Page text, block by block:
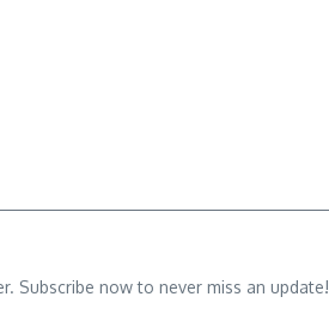
Subscribe now to never miss an update!